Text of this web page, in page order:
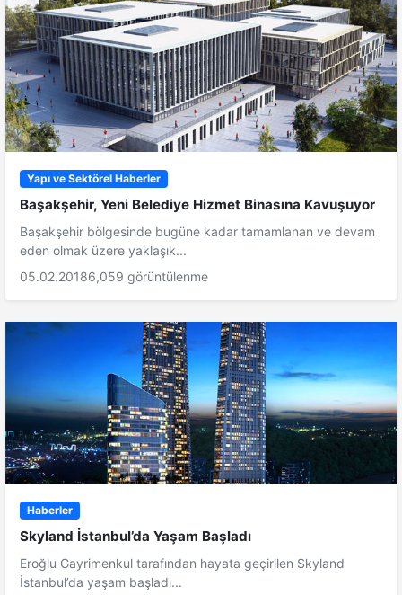
Yapı ve Sektörel Haberler
Başakşehir, Yeni Belediye Hizmet Binasına Kavuşuyor
Başakşehir bölgesinde bugüne kadar tamamlanan ve devam
eden olmak üzere yaklaşık...
05.02.20186,059 görüntülenme
Haberler
Skyland İstanbul’da Yaşam Başladı
Eroğlu Gayrimenkul tarafından hayata geçirilen Skyland
İstanbul’da yaşam başladı...